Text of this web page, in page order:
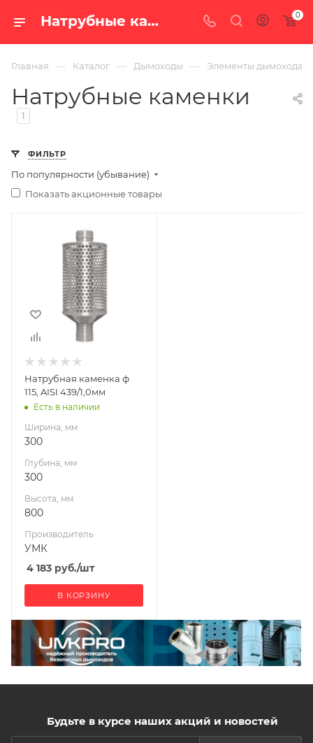
Натрубные каменки — купить по цене от 4 220 руб. с доставкой по России в интернет-магазине «100 печей.ру» 0
Главная — Каталог — Дымоходы — Элементы дымохода
Натрубные каменки
1
ФИЛЬТР
По популярности (убывание)
Показать акционные товары
Ширина, мм
Глубина, мм
Высота, мм
800
Производитель
Натрубная каменка ф
115, AISI 439/1,0мм
Есть в наличии
Ширина, мм
300
Глубина, мм
300
Высота, мм
800
Производитель
УМК
4 183 руб./шт
В КОРЗИНУ
Будьте в курсе наших акций и новостей